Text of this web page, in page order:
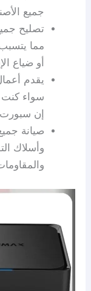
جميع
تصليح
مما
أو ضياع
يقدم
سواء
إن سبورت
صيانة
وأسلاك